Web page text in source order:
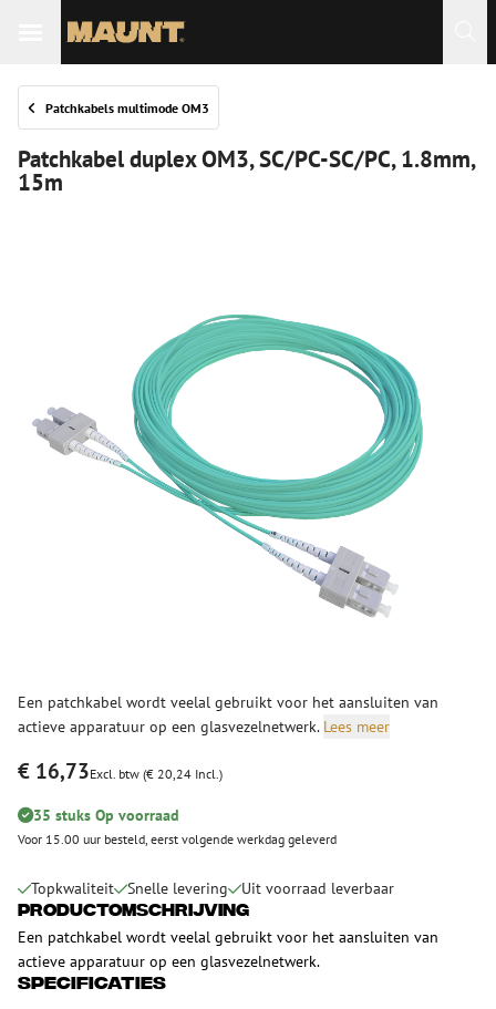
Patchkabels multimode OM3
Patchkabel duplex OM3, SC/PC-SC/PC, 1.8mm,
15m
Een patchkabel wordt veelal gebruikt voor het aansluiten van
actieve apparatuur op een glasvezelnetwerk. Lees meer
€ 16,73Excl. btw (€ 20,24 Incl.)
35 stuks Op voorraad
Voor 15.00 uur besteld, eerst volgende werkdag geleverd
Topkwaliteit Snelle levering Uit voorraad leverbaar
Productomschrijving
Een patchkabel wordt veelal gebruikt voor het aansluiten van
actieve apparatuur op een glasvezelnetwerk.
Specificaties